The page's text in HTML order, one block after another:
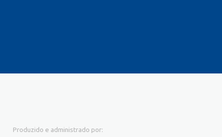
Produzido e administrado por: